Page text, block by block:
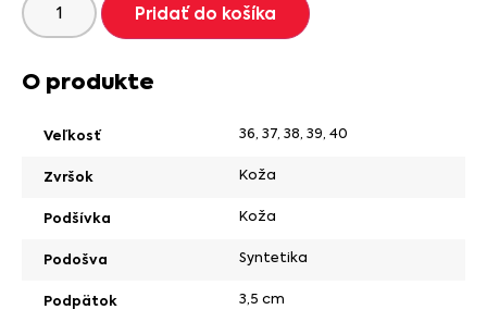
Pridať do košíka
O produkte
Veľkosť 36, 37, 38, 39, 40
Zvršok Koža
Podšívka Koža
Podošva Syntetika
Podpätok 3,5 cm